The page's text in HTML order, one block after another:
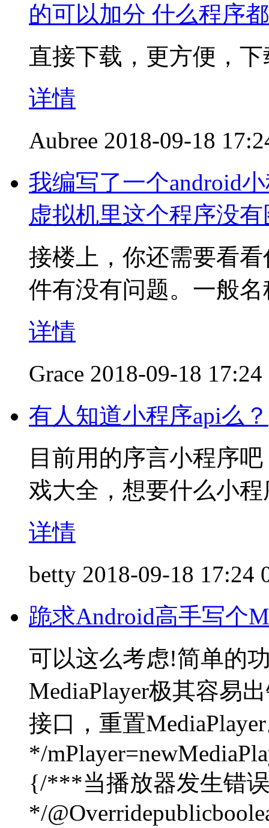
的可以加分 什么程序
直接下载，更方便，
详情
Aubree 2018-09-18
我编写了一个android
虚拟机里这个程序没
接楼上，你还需要看
件有没有问题。一般名
详情
Grace 2018-09-18 17:24
有人知道小程序api么？
目前用的序言小程序
戏大全，想要什么小
详情
betty 2018-09-18 17:24
跪求Android高手写个
可以这么考虑!简单的
MediaPlayer极其容易
接口，重置
*/
{/***当播放器发生错
*/